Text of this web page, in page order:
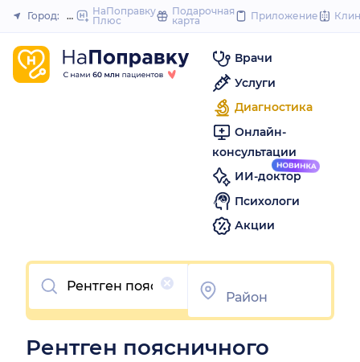
to
Закрыть
Город: Новочеркасск
НаПоправку
Плюс
Подарочная
карта
Приложение
Врачи
Услуги
Диагностика
Онлайн-
консультации
ИИ-доктор
Психологи
Акции
Очистить
Рентген поясничного